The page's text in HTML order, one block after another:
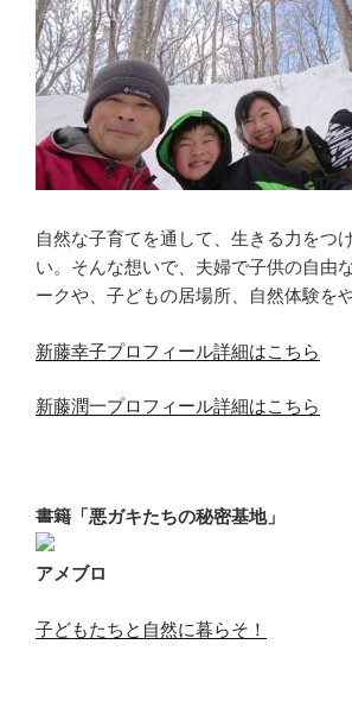
自然な子育てを通して、生きる力をつ
い。そんな想いで、夫婦で子供の自由
ークや、子どもの居場所、自然体験を
新藤幸子プロフィール詳細はこちら
新藤潤一プロフィール詳細はこちら
書籍「悪ガキたちの秘密基地」
アメブロ
子どもたちと自然に暮らそ！